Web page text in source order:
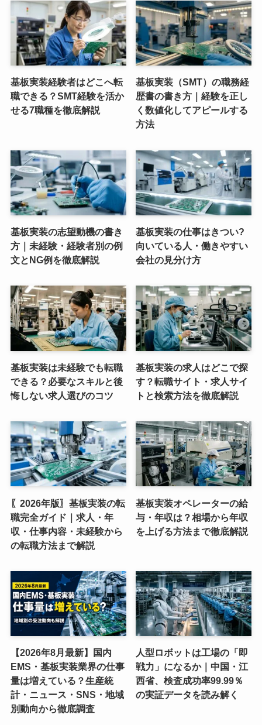
基板実装経験者はどこへ転
職できる？SMT経験を活か
せる7職種を徹底解説
基板実装（SMT）の職務経
歴書の書き方｜経験を正し
く数値化してアピールする
方法
基板実装の志望動機の書き
方｜未経験・経験者別の例
文とNG例を徹底解説
基板実装の仕事はきつい?
向いている人・働きやすい
会社の見分け方
基板実装は未経験でも転職
できる？必要なスキルと後
悔しない求人選びのコツ
基板実装の求人はどこで探
す？転職サイト・求人サイ
トと検索方法を徹底解説
〖2026年版〗基板実装の転
職完全ガイド｜求人・年
収・仕事内容・未経験から
の転職方法まで解説
基板実装オペレーターの給
与・年収は？相場から年収
を上げる方法まで徹底解説
【2026年8月最新】国内
EMS・基板実装業界の仕事
量は増えている？生産統
計・ニュース・SNS・地域
別動向から徹底調査
人型ロボットは工場の「即
戦力」になるか｜中国・江
西省、検査成功率99.99％
の実証データを読み解く